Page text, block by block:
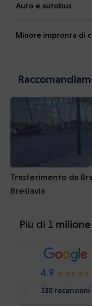
Auto e autobus
Minore impronta di
Trasferimento da
Breslavia
Più di 1
4.9
130 recensioni